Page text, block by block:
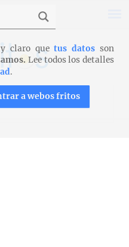
> Tarta crujiente
claro quetus datos son
Lee todos los detalles
.
a webos fritos